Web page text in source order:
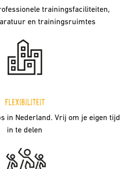
trainingsfaciliteiten,
en trainingsruimtes
Flexibiliteit
in Nederland. Vrij om je eigen tijd
in te delen